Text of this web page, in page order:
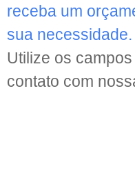
receba um
sua necessidade.
Utilize os
contato com